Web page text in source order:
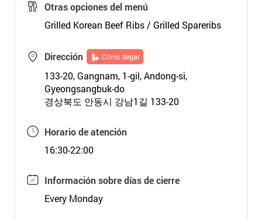
Otras opciones del menú
Grilled Korean Beef Ribs / Grilled Spareribs
Dirección Cómo llegar
133-20, Gangnam, 1-gil, Andong-si,
Gyeongsangbuk-do
경상북도 안동시 강남1길 133-20
Horario de atención
16:30-22:00
Información sobre días de cierre
Every Monday